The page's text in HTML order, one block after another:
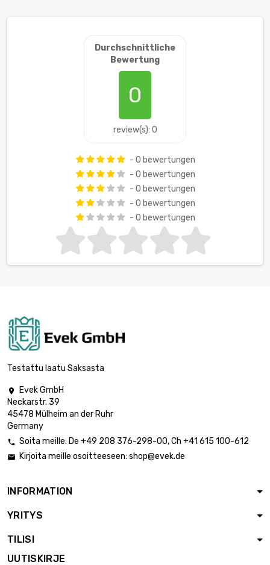
Durchschnittliche
Bewertung
0
review(s): 0
- 0 bewertungen
- 0 bewertungen
- 0 bewertungen
- 0 bewertungen
- 0 bewertungen
Testattu laatu Saksasta

Evek GmbH
Neckarstr. 39
45478 Mülheim an der Ruhr
Germany
 Soita meille: De +49 208 376-298-00, Ch +41 615 100-612
 Kirjoita meille osoitteeseen: shop@evek.de
INFORMATION
YRITYS
TILISI
UUTISKIRJE